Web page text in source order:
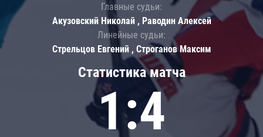
Статистика матча
1:4
Главные судьи:
Акузовский Николай , Раводин Алексей
Линейные судьи:
Стрельцов Евгений , Строганов Максим